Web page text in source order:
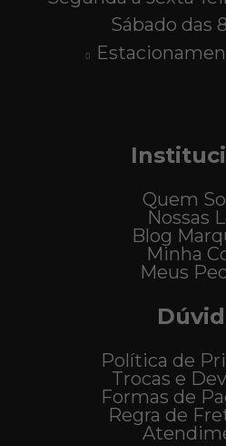
Sábado das
Quem
Nossas
Blog
Minha
Meus
Política de
Trocas e
Formas de
Regra de